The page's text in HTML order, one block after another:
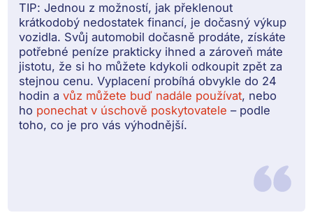
TIP: Jednou z možností, jak překlenout
krátkodobý nedostatek financí, je dočasný výkup
vozidla. Svůj automobil dočasně prodáte, získáte
potřebné peníze prakticky ihned a zároveň máte
jistotu, že si ho můžete kdykoli odkoupit zpět za
stejnou cenu. Vyplacení probíhá obvykle do 24
hodin avůz můžete buď nadále používat, nebo
ho ponechat v úschově poskytovatele – podle
toho, co je pro vás výhodnější.